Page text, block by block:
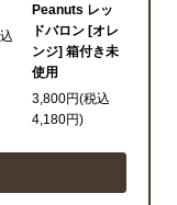
Peanuts レッ
ドバロン [オレ
ンジ] 箱付き未
使用
3,800円(税込
4,180円)